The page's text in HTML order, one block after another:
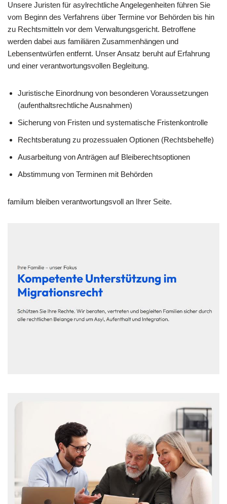
Unsere Juristen für asylrechtliche Angelegenheiten führen Sie
vom Beginn des Verfahrens über Termine vor Behörden bis hin
zu Rechtsmitteln vor dem Verwaltungsgericht. Betroffene
werden dabei aus familiären Zusammenhängen und
Lebensentwürfen entfernt. Unser Ansatz beruht auf Erfahrung
und einer verantwortungsvollen Begleitung.
Juristische Einordnung von besonderen Voraussetzungen
(aufenthaltsrechtliche Ausnahmen)
Sicherung von Fristen und systematische Fristenkontrolle
Rechtsberatung zu prozessualen Optionen (Rechtsbehelfe)
Ausarbeitung von Anträgen auf Bleiberechtsoptionen
Abstimmung von Terminen mit Behörden
familum bleiben verantwortungsvoll an Ihrer Seite.